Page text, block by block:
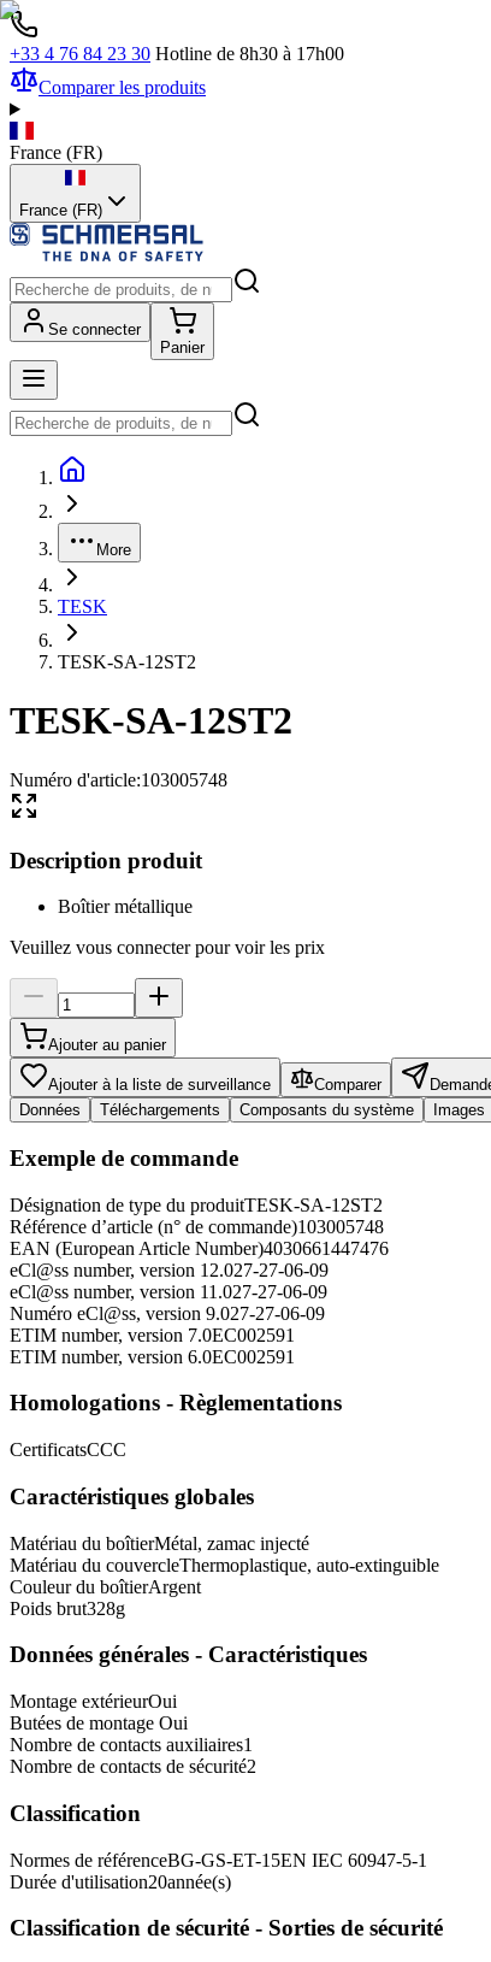
+33 4 76 84 23 30 Hotline de 8h30 à 17h00
Comparer les produits
France (FR)
France (FR)
Se connecter
Panier
More
TESK
TESK-SA-12ST2
TESK-SA-12ST2
Numéro d'article:103005748
Description produit
Boîtier métallique
Veuillez vous connecter pour voir les prix
Ajouter au panier
Ajouter à la liste de surveillance Comparer
Données
Téléchargements Composants du système Images
Exemple de commande
Désignation de type du produitTESK-SA-12ST2
Référence d’article (n° de commande)103005748
EAN (European Article Number)4030661447476
eCl@ss number, version 12.027-27-06-09
eCl@ss number, version 11.027-27-06-09
Numéro eCl@ss, version 9.027-27-06-09
ETIM number, version 7.0EC002591
ETIM number, version 6.0EC002591
Homologations - Règlementations
CertificatsCCC
Caractéristiques globales
Matériau du boîtierMétal, zamac injecté
Matériau du couvercleThermoplastique, auto-extinguible
Couleur du boîtierArgent
Poids brut328g
Données générales - Caractéristiques
Montage extérieurOui
Butées de montage Oui
Nombre de contacts auxiliaires1
Nombre de contacts de sécurité2
Classification
Normes de référenceBG-GS-ET-15EN IEC 60947-5-1
Durée d'utilisation20année(s)
Classification de sécurité - Sorties de sécurité